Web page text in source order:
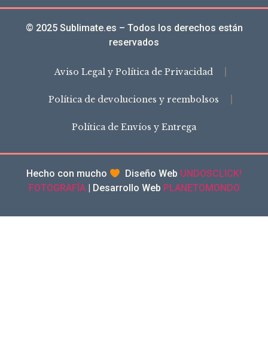
© 2025 Sublimate.es – Todos los derechos están
reservados
Aviso Legal y Política de Privacidad
Política de devoluciones y reembolsos
Política de Envíos y Entrega
Hecho con mucho Diseño Web UNDOSCLICK!
FOTOGRAFÍA| Desarrollo Web PLANETOMONDO